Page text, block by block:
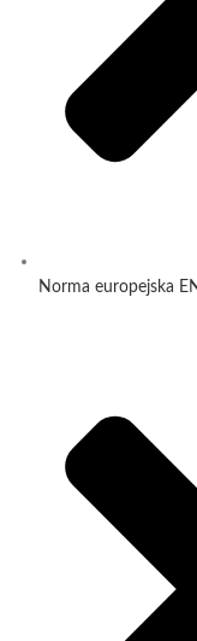
Norma europejska